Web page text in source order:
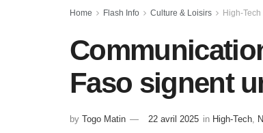
Home Flash Info Culture & Loisirs High-Tech
Faso signent
by Togo Matin 22 avril 2025 in High-Tech